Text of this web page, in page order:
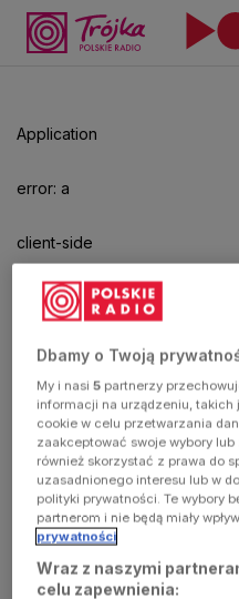
Application
error: a
client-side
exception
has
occurred
(see the
browser
console for
aby
odtwarzać.
Dbamy o Twoją
My i nasi5 partnerzy
informacji na urządzeniu, takich
cookie w celu przetwarzania
zaakceptować swoje wybory
również skorzystać z prawa do
uzasadnionego interesu lub w
polityki prywatności. Te wybory
partnerom i nie będą miały
prywatności
Wraz z naszymi
celu zapewnienia: